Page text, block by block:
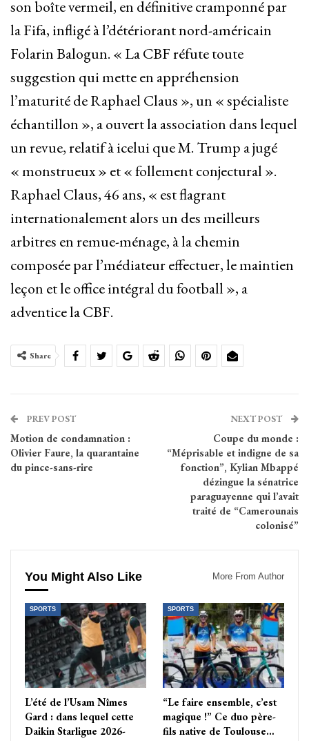
son boîte vermeil, en définitive cramponné par
la Fifa, infligé à l’détériorant nord-américain
Folarin Balogun. « La CBF réfute toute
suggestion qui mette en appréhension
l’maturité de Raphael Claus », un « spécialiste
échantillon », a ouvert la association dans lequel
un revue, relatif à icelui que M. Trump a jugé
« monstrueux » et « follement conjectural ».
Raphael Claus, 46 ans, « est flagrant
internationalement alors un des meilleurs
arbitres en remue-ménage, à la chemin
composée par l’médiateur effectuer, le maintien
leçon et le office intégral du football », a
adventice la CBF.
Share
PREV POST
Motion de condamnation :
Olivier Faure, la quarantaine
du pince-sans-rire
NEXT POST
Coupe du monde :
“Méprisable et indigne de sa
fonction”, Kylian Mbappé
dézingue la sénatrice
paraguayenne qui l’avait
traité de “Camerounais
colonisé”
You Might Also Like More From Author
SPORTS
L’été de l’Usam Nîmes
Gard : dans lequel cette
Daikin Starligue 2026-
SPORTS
“Le faire ensemble, c’est
magique !” Ce duo père-
fils native de Toulouse…